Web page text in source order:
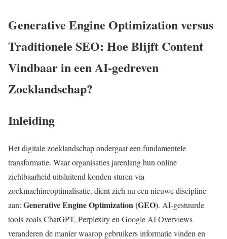
Generative Engine Optimization versus
Traditionele SEO: Hoe Blijft Content
Vindbaar in een AI-gedreven
Zoeklandschap?
Inleiding
Het digitale zoeklandschap ondergaat een fundamentele
transformatie. Waar organisaties jarenlang hun online
zichtbaarheid uitsluitend konden sturen via
zoekmachineoptimalisatie, dient zich nu een nieuwe discipline
aan: Generative Engine Optimization (GEO). AI-gestuurde
tools zoals ChatGPT, Perplexity en Google AI Overviews
veranderen de manier waarop gebruikers informatie vinden en